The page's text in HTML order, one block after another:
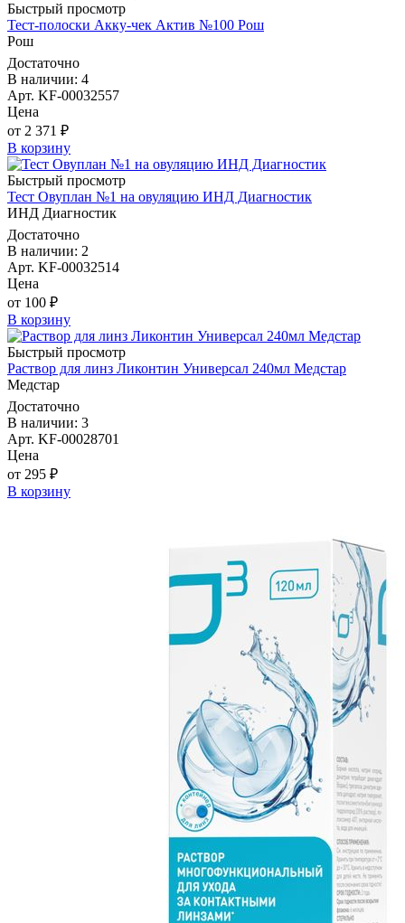
Быстрый просмотр
Тест-полоски Акку-чек Актив №100 Рош
Рош
Достаточно
В наличии: 4
Арт. KF-00032557
Цена
от 2 371 ₽
В корзину
Быстрый просмотр
Тест Овуплан №1 на овуляцию ИНД Диагностик
ИНД Диагностик
Достаточно
В наличии: 2
Арт. KF-00032514
Цена
от 100 ₽
В корзину
Быстрый просмотр
Раствор для линз Ликонтин Универсал 240мл Медстар
Медстар
Достаточно
В наличии: 3
Арт. KF-00028701
Цена
от 295 ₽
В корзину